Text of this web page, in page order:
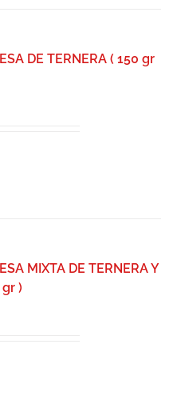
DE TERNERA ( 150 gr
MIXTA DE TERNERA Y
gr )